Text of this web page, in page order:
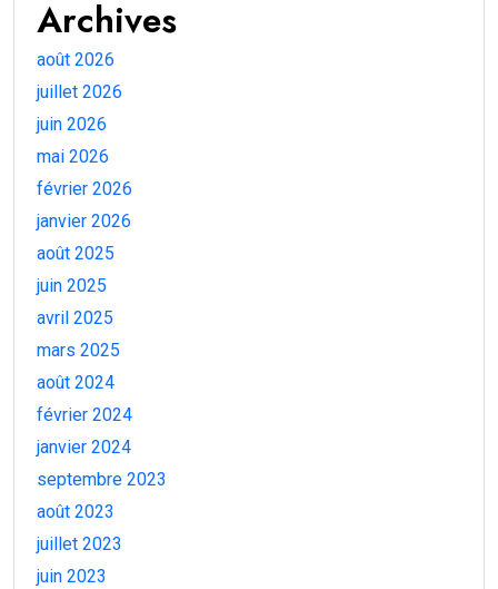
Archives
août 2026
juillet 2026
juin 2026
mai 2026
février 2026
janvier 2026
août 2025
juin 2025
avril 2025
mars 2025
août 2024
février 2024
janvier 2024
septembre 2023
août 2023
juillet 2023
juin 2023